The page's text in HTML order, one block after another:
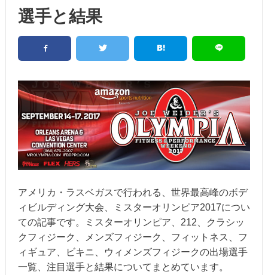
選手と結果
アメリカ・ラスベガスで行われる、世界最高峰のボデ
ィビルディング大会、ミスターオリンピア2017につい
ての記事です。ミスターオリンピア、212、クラシッ
クフィジーク、メンズフィジーク、フィットネス、フ
ィギュア、ビキニ、ウィメンズフィジークの出場選手
一覧、注目選手と結果についてまとめています。